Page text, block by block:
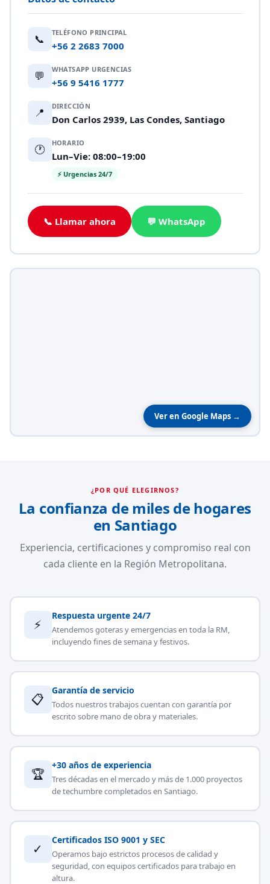
📞 TELÉFONO PRINCIPAL
+56 2 2683 7000
💬 WHATSAPP URGENCIAS
+56 9 5416 1777
📍 DIRECCIÓN
Don Carlos 2939, Las Condes, Santiago
🕐 HORARIO
Lun–Vie: 08:00–19:00
⚡ Urgencias 24/7
📞 Llamar ahora 💬 WhatsApp
Ver en Google Maps →
¿POR QUÉ ELEGIRNOS?
La confianza de miles de hogares
en Santiago
Experiencia, certificaciones y compromiso real con
cada cliente en la Región Metropolitana.
⚡
Respuesta urgente 24/7
Atendemos goteras y emergencias en toda la RM,
incluyendo fines de semana y festivos.
📋
Garantía de servicio
Todos nuestros trabajos cuentan con garantía por
escrito sobre mano de obra y materiales.
🏆
+30 años de experiencia
Tres décadas en el mercado y más de 1.000 proyectos
de techumbre completados en Santiago.
✓
Certificados ISO 9001 y SEC
Operamos bajo estrictos procesos de calidad y
seguridad, con equipos certificados para trabajo en
altura.